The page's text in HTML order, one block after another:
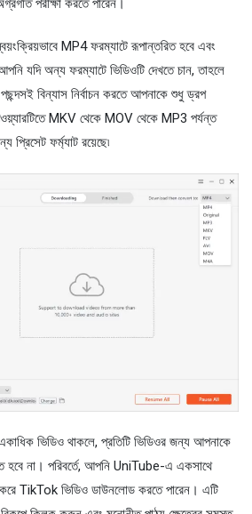
পরীক্ষা করতে পারেন।
MP4 ফরম্যাটে রূপান্তরিত হবে এবং
যদি অন্য ফরম্যাটে ভিডিওটি দেখতে চান, তাহলে
বিন্যাস নির্বাচন করতে আপনাকে শুধু ড্রপ
MKV থেকে MOV থেকে MP3 পর্যন্ত
প্রিসেট ফর্ম্যাট রয়েছে৷
ভিডিও থাকলে, প্রতিটি ভিডিওর জন্য আপনাকে
হবে না। পরিবর্তে, আপনি UniTube-এ একসাথে
TikTok ভিডিও ডাউনলোড করতে পারেন। এটি